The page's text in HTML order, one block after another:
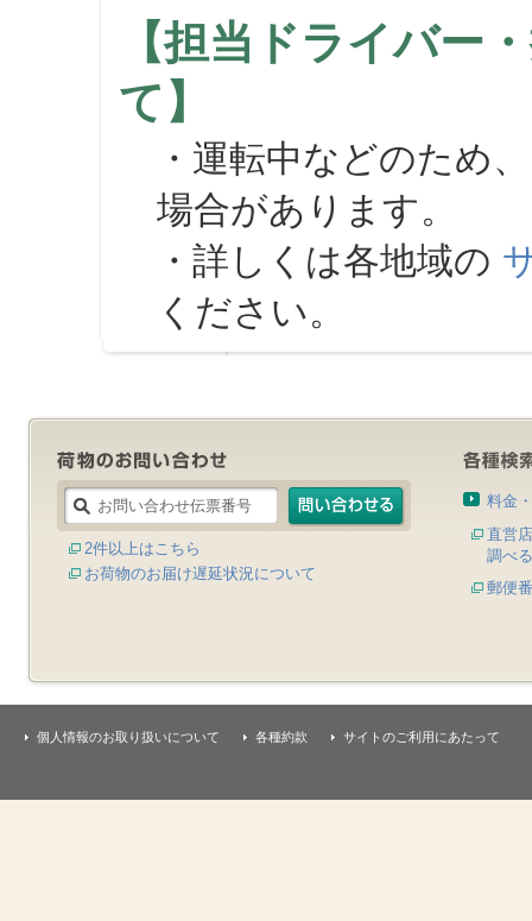
【担当ドライバー
て】
・運転中などのため
場合があります。
・詳しくは各地域の
ください。
2件以上はこちら
お荷物のお届け遅延状況について
料金
直営
調べる
郵便
個人情報のお取り扱いについて 各種約款 サイトのご利用にあたって